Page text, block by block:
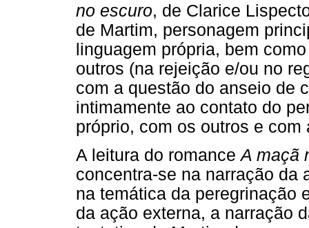
no escuro, de Clarice
de Martim, personagem
linguagem própria, bem
outros (na rejeição e/ou no
com a questão do anseio de
intimamente ao contato do
próprio, com os outros e com
A leitura do romanceA maçã
concentra-se na narração da
na temática da peregrinação
da ação externa, a narração